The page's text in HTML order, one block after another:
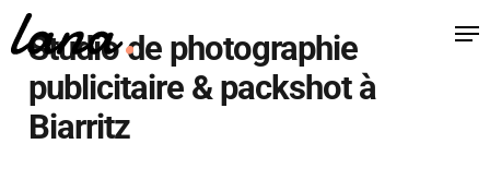
Skip
to
main
content
Studio de photographie
publicitaire & packshot à
Biarritz